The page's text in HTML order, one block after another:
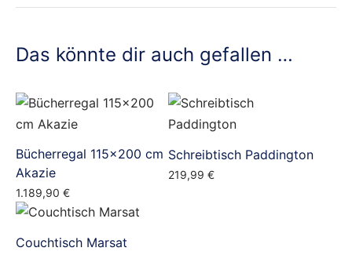
Das könnte dir auch gefallen …
Bücherregal 115×200 cm
Akazie
1.189,90 €
Schreibtisch Paddington
219,99 €
Couchtisch Marsat